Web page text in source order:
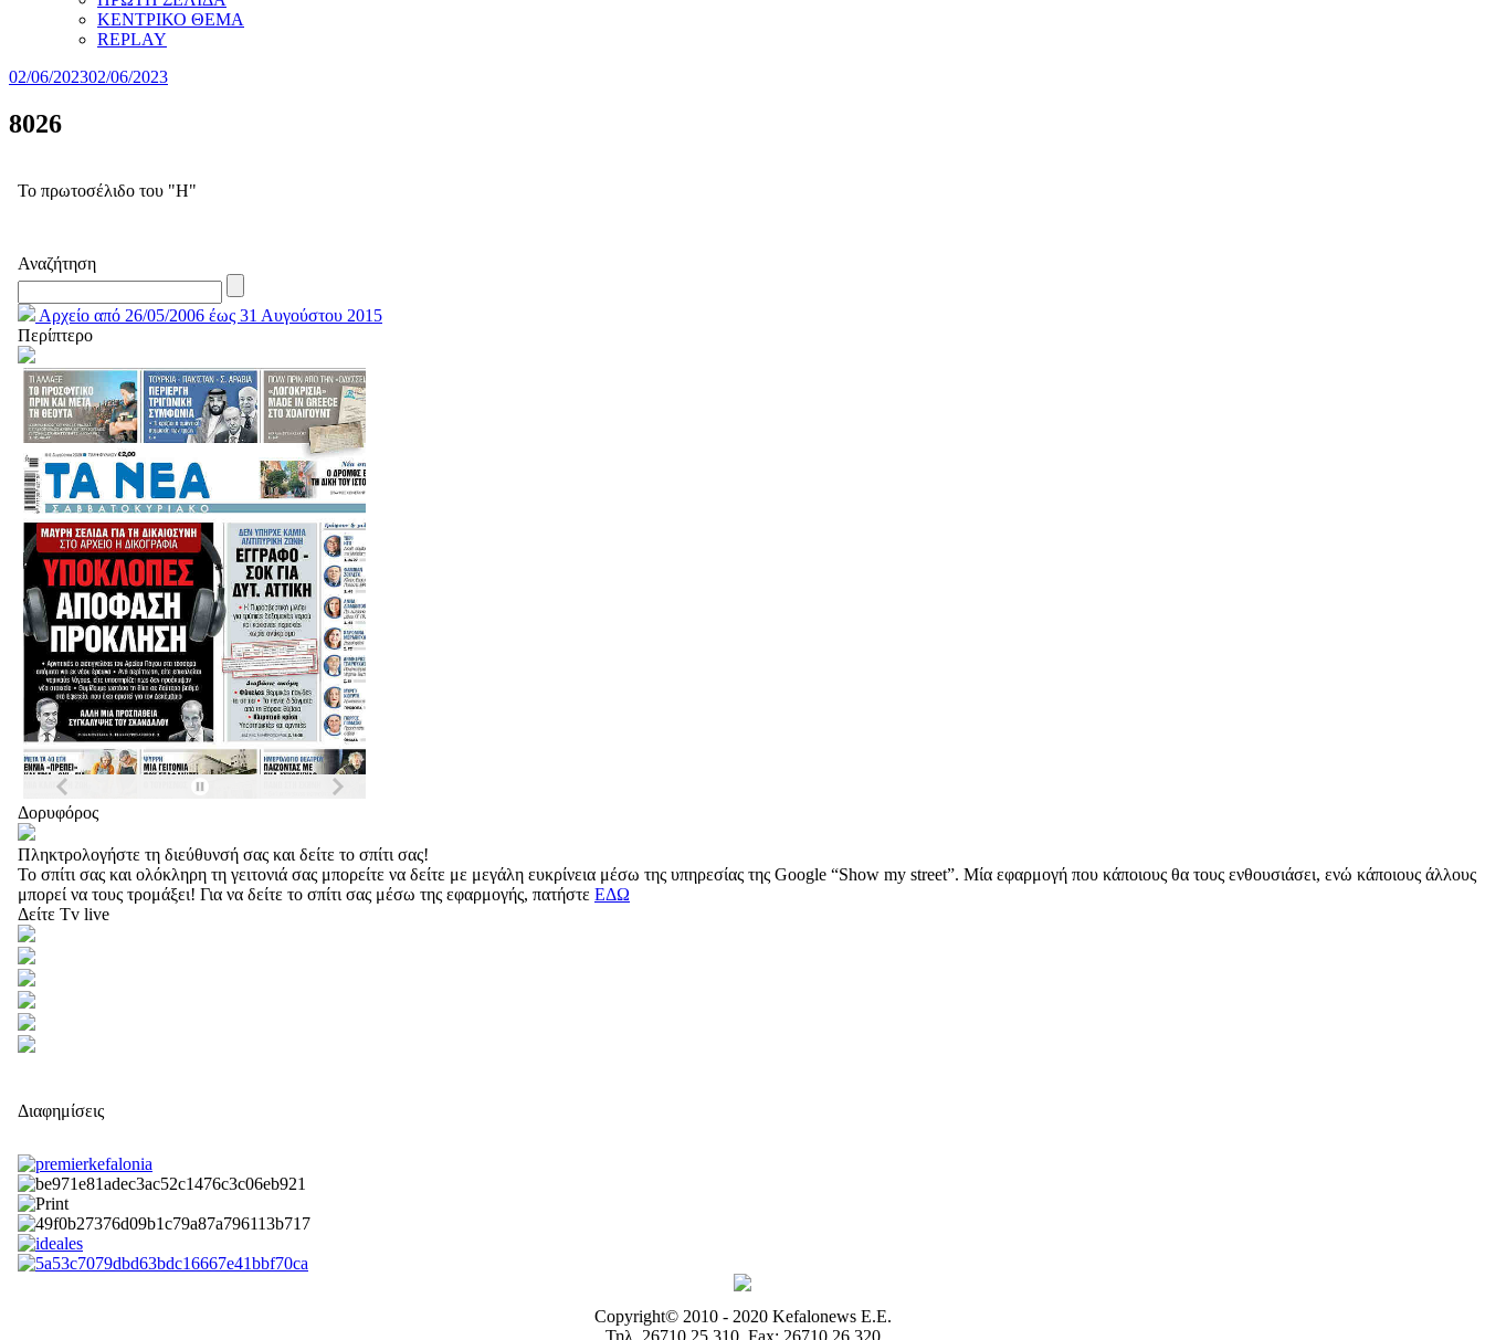
ΚΕΝΤΡΙΚΟ ΘΕΜΑ
REPLAY
02/06/202302/06/2023
8026
Το πρωτοσέλιδο του "Η"
Αναζήτηση
Αρχείο από 26/05/2006 έως 31 Αυγούστου 2015
Περίπτερο
Δορυφόρος
Πληκτρολογήστε τη διεύθυνσή σας και δείτε το σπίτι σας!
Το σπίτι σας και ολόκληρη τη γειτονιά σας μπορείτε να δείτε με μεγάλη ευκρίνεια μέσω της υπηρεσίας της Google “Show my street”. Μία εφαρμογή που κάποιους θα τους ενθουσιάσει, ενώ κάποιους άλλους
μπορεί να τους τρομάξει! Για να δείτε το σπίτι σας μέσω της εφαρμογής, πατήστε ΕΔΩ
Δείτε Tv live
Διαφημίσεις
Copyright© 2010 - 2020 Kefalonews Ε.E.
Τηλ. 26710 25.310, Fax: 26710 26.320